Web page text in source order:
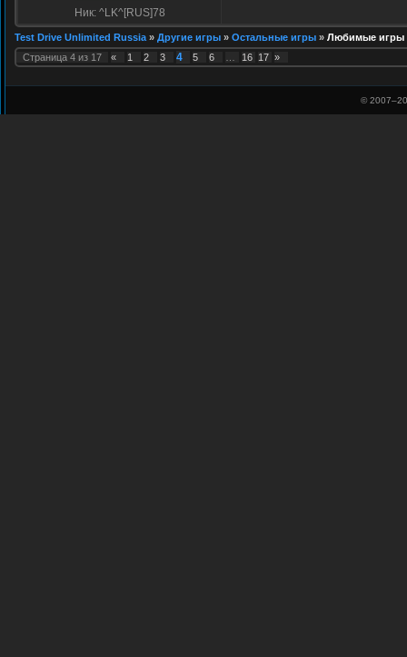
Ник: ^LK^[RUS]78
Test Drive Unlimited Russia » Другие игры » Остальные игры » Любимые игры
Страница 4 из 17 « 1 2 3 4 5 6 16 17 »
© 2007–